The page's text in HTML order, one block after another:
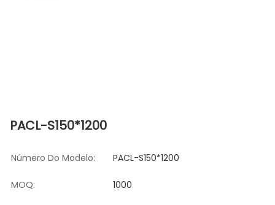
PACL-S150*1200
Número Do Modelo: PACL-S150*1200
MOQ: 1000